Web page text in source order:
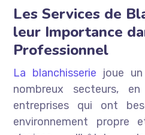
Les Services de
leur Importance
Professionnel
La blanchisserie joue
nombreux secteurs,
entreprises qui ont
environnement propre